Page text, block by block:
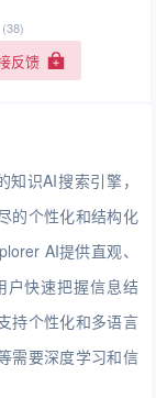
(38)
反馈
识AI搜索引擎，
的个性化和结构化
AI提供直观、
户快速把握信息结
持个性化和多语言
需要深度学习和信